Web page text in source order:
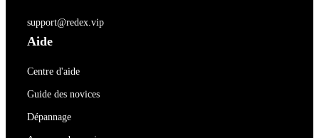
support@redex.vip
Aide
Centre d'aide
Guide des novices
Dépannage